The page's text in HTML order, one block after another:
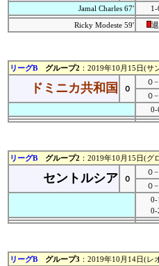
Jamal Charles 67'
1-
Ricky Modeste 59'
リーグB グループ2 ：2019年10月15日(サ
ドミニカ共和国 ０
０
０
0-
リーグB グループ2 ：2019年10月15日(グ
セントルシア ０
０
０
0-
0-
リーグB グループ3 ：2019年10月14日(レ